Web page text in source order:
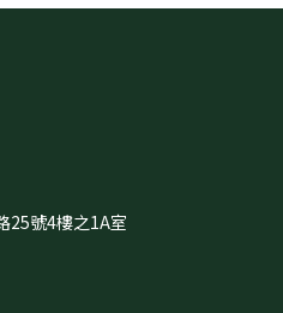
25號4樓之1A室